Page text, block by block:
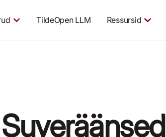
TildeOpen LLM Ressursid
Suveräänsed